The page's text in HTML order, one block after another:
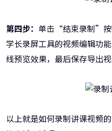
第四步： 单击“结束录制”按
学长录屏工具的视频编辑功
线预览效果，最后保存导出视
以上就是如何录制讲课视频